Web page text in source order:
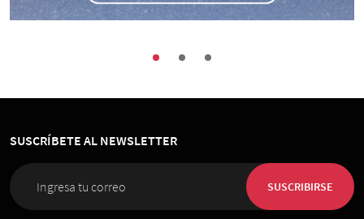
01 de Diciembre 2026, 08:00 horas
Espacio Riesco
SUSCRÍBETE AL NEWSLETTER
SUSCRIBIRSE